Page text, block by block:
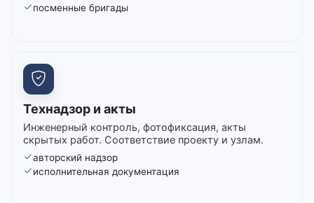
посменные бригады
Технадзор и акты
Инженерный контроль, фотофиксация, акты
скрытых работ. Соответствие проекту и узлам.
авторский надзор
исполнительная документация